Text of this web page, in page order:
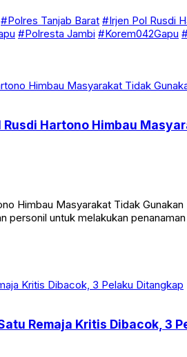
#Polres Tanjab Barat #Irjen Pol Rusdi
#Polresta Jambi #Korem042Gapu
Hartono Himbau
Himbau Masyarakat Tidak
personil untuk melakukan
Remaja Kritis Dibacok, 3